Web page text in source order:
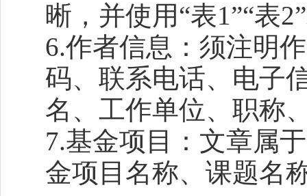
晰，并使用“表1”“表
6.作者信息：须注明
码、联系电话、电子
名、工作单位、职称
7.基金项目：文章属
金项目名称、课题名